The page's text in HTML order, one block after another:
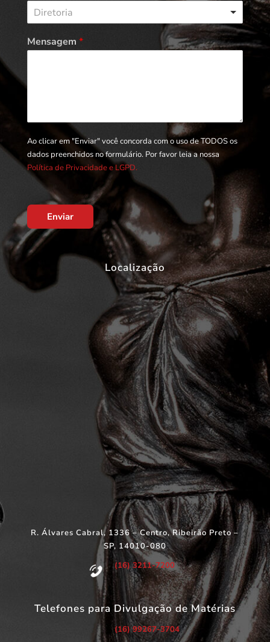
Diretoria
Mensagem *
Ao clicar em "Enviar" você concorda com o uso de TODOS os
dados preenchidos no formulário. Por favor leia a nossa
Política de Privacidade e LGPD.
Enviar
Localização
R. Álvares Cabral, 1336 – Centro, Ribeirão Preto –
SP, 14010-080
(16) 3211-7200
Telefones para Divulgação de Matérias
(16) 99267-3704